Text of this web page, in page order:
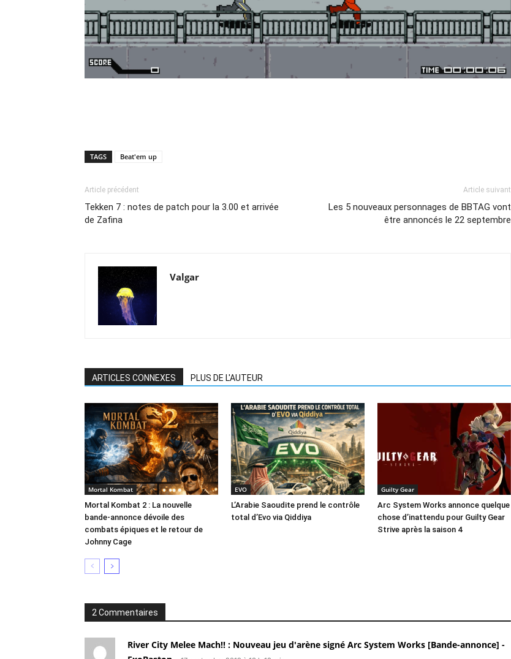
TAGS Beat'em up
Article précédent
Tekken 7 : notes de patch pour la 3.00 et arrivée
de Zafina
Article suivant
Les 5 nouveaux personnages de BBTAG vont
être annoncés le 22 septembre
Valgar
ARTICLES CONNEXES PLUS DE L'AUTEUR
Mortal Kombat
Mortal Kombat 2 : La nouvelle
bande-annonce dévoile des
combats épiques et le retour de
Johnny Cage
EVO
L’Arabie Saoudite prend le contrôle
total d’Evo via Qiddiya
Guilty Gear
Arc System Works annonce quelque
chose d’inattendu pour Guilty Gear
Strive après la saison 4
2 Commentaires
River City Melee Mach!! : Nouveau jeu d'arène signé Arc System Works [Bande-annonce] -